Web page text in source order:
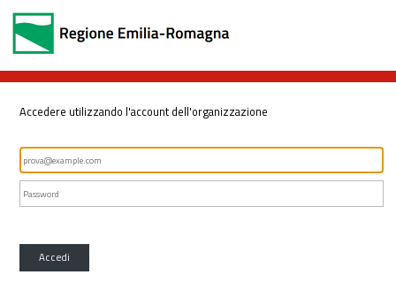
Accedere utilizzando l'account dell'organizzazione
Accedi